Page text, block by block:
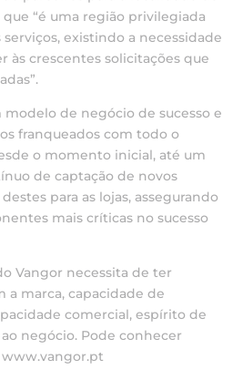
“é uma região privilegiada
serviços, existindo a necessidade
às crescentes solicitações que
modelo de negócio de sucesso e
franqueados com todo o
o momento inicial, até um
de captação de novos
para as lojas, assegurando
mais críticas no sucesso
Vangor necessita de ter
a marca, capacidade de
comercial, espírito de
negócio. Pode conhecer